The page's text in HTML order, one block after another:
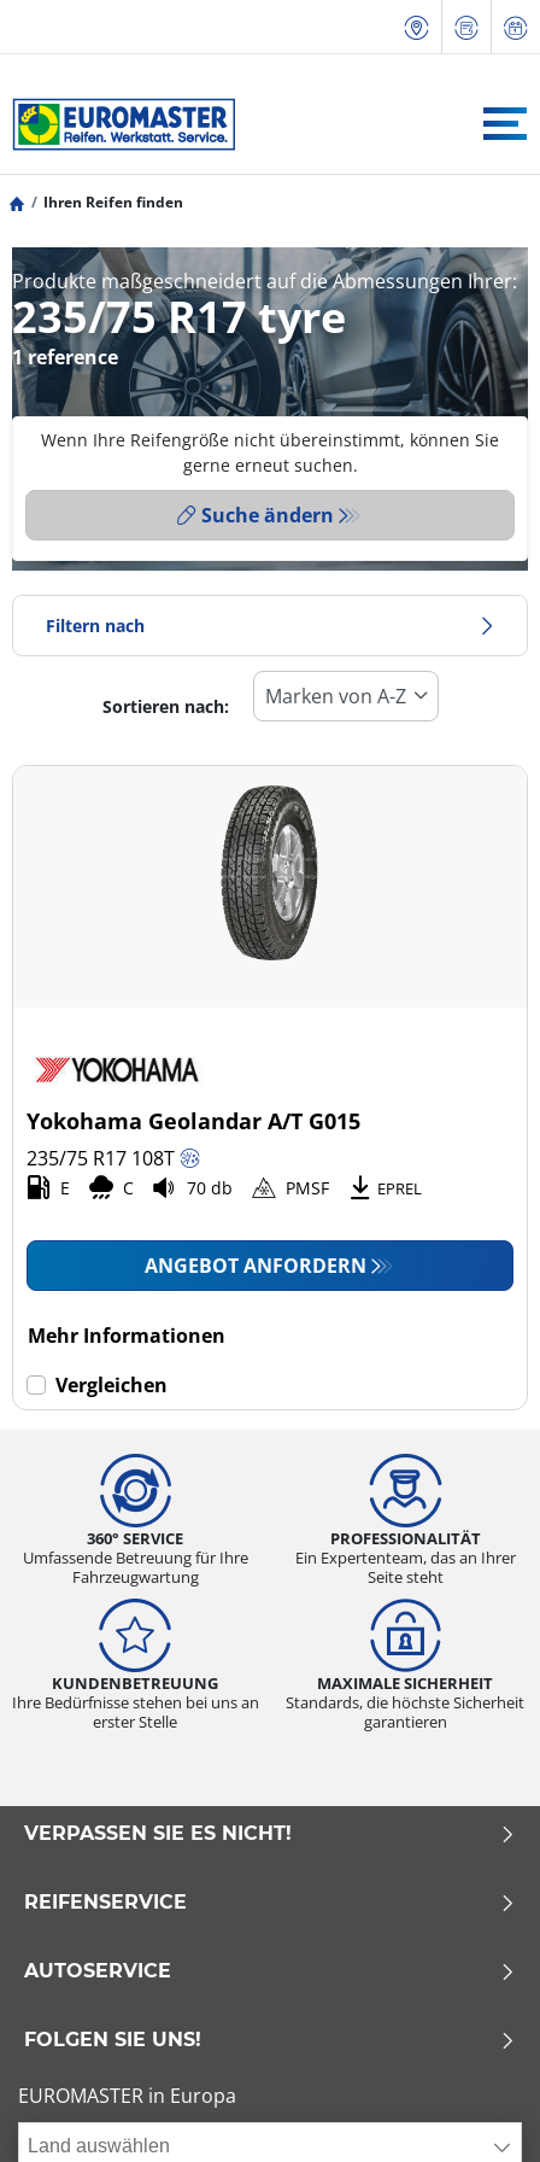
Ihren Reifen finden
Produkte maßgeschneidert auf die Abmessungen Ihrer:
235/75 R17 tyre
1 reference
Wenn Ihre Reifengröße nicht übereinstimmt, können Sie
gerne erneut suchen.
Suche ändern
Filtern nach
Reifentyp
Alle Arten (1)
Ganzjahresreifen (1)
Pkw (0)
Transporter (0)
Wohnmobil (0)
Keine Run-flat (1)
mehr Optionen
Sortieren nach:
Yokohama Geolandar A/T G015
235/75 R17 108T
E C 70 db PMSF EPREL
ANGEBOT ANFORDERN
Mehr Informationen
Vergleichen
360° SERVICE
Umfassende Betreuung für Ihre
Fahrzeugwartung
PROFESSIONALITÄT
Ein Expertenteam, das an Ihrer
Seite steht
KUNDENBETREUUNG
Ihre Bedürfnisse stehen bei uns an
erster Stelle
MAXIMALE SICHERHEIT
Standards, die höchste Sicherheit
garantieren
VERPASSEN SIE ES NICHT!
REIFENSERVICE
AUTOSERVICE
FOLGEN SIE UNS!
EUROMASTER in Europa
Land auswählen